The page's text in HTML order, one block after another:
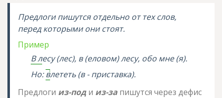
Предлоги пишутся отдельно от тех слов,
перед которыми они стоят.
Пример
В лесу (лес), в (еловом) лесу, обо мне(я).
Но:влететь (в - приставка).
Предлоги из-под и из-за пишутся через дефис